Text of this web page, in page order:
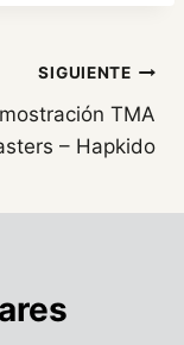
SIGUIENTE
TMA
– Hapkido